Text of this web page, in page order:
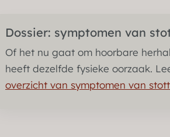
Dossier: symptomen van
Of het nu gaat om hoorbare
heeft dezelfde fysieke oorzaak.
overzicht van symptomen van